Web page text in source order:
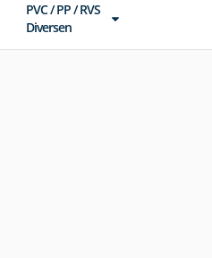
PVC / PP / RVS
Diversen